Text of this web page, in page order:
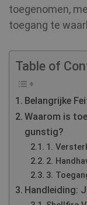
toegenomen,
toegang te
Table of
Belangrijke
Waarom is
gunstig?
1.
2.
3.
Handleiding: